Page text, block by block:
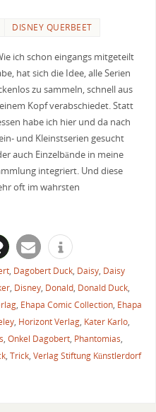
DISNEY QUERBEET
ich schon eingangs mitgeteilt
hat sich die Idee, alle Serien
zu sammeln, schnell aus
Kopf verabschiedet. Statt
habe ich hier und da nach
und Kleinstserien gesucht
auch Einzelbände in meine
integriert. Und diese
oft im wahrsten
, Dagobert Duck, Daisy, Daisy
, Disney, Donald, Donald Duck,
, Ehapa Comic Collection, Ehapa
, Horizont Verlag, Kater Karlo,
, Onkel Dagobert, Phantomias,
, Trick, Verlag Stiftung Künstlerdorf